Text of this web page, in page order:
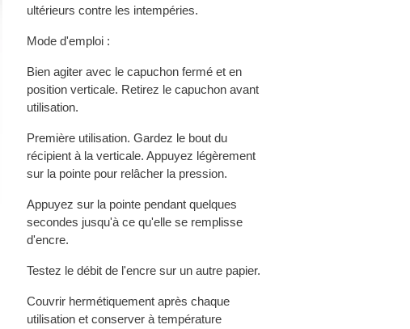
ultérieurs contre les intempéries.
Mode d'emploi :
Bien agiter avec le capuchon fermé et en
position verticale. Retirez le capuchon avant
utilisation.
Première utilisation. Gardez le bout du
récipient à la verticale. Appuyez légèrement
sur la pointe pour relâcher la pression.
Appuyez sur la pointe pendant quelques
secondes jusqu'à ce qu'elle se remplisse
d'encre.
Testez le débit de l'encre sur un autre papier.
Couvrir hermétiquement après chaque
utilisation et conserver à température